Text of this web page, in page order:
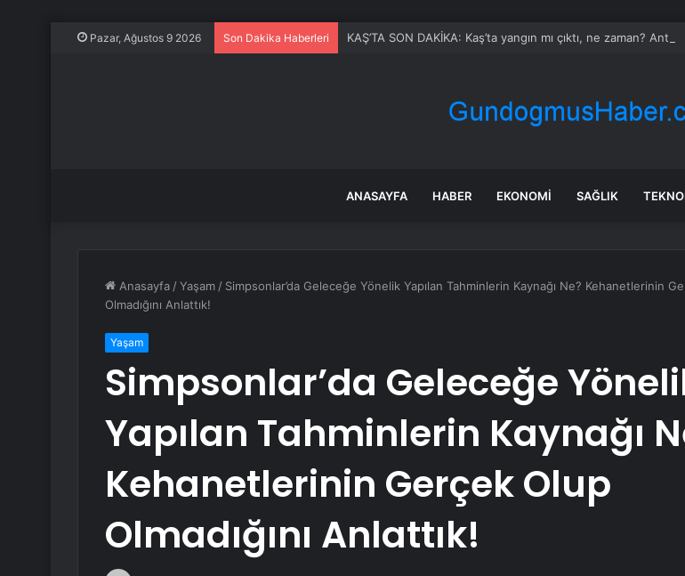
Pazar, Ağustos 9 2026 Son Dakika Haberleri KAŞ’TA SON DAKİKA: Kaş’ta yangın mı çıktı, ne zaman?
ANASAYFA HABER EKONOMI SAĞLIK
Anasayfa /Yaşam / Simpsonlar’da Geleceğe Yönelik Yapılan Tahminlerin Kaynağı Ne? Kehanetlerinin
Olmadığını Anlattık!
Yaşam
Simpsonlar’da Geleceğe
Yapılan Tahminlerin Kaynağı
Kehanetlerinin Gerçek Olup
Olmadığını Anlattık!